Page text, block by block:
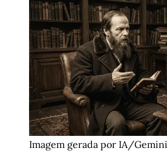
Imagem gerada por IA/Gemini